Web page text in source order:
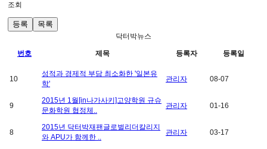
조회
등록 목록
닥터박뉴스
번호 제목 등록자 등록일
10
성적과 경제적 부담 최소화한 '일본유
학'
관리자 08-07
9
2015년 1월[in나가사키]고양학원 규슈
문화학원 협정체..
관리자 01-16
8
2015년 닥터박재팬글로벌리더칼리지
와 APU가 함께한 ..
관리자 03-17